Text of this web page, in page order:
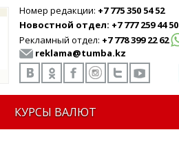
Номер редакции: +7 775 350 54 52
Новостной отдел: +7 777 259 44 50
Рекламный отдел: +7 778 399 22 62
reklama@tumba.kz
КУРСЫ ВАЛЮТ